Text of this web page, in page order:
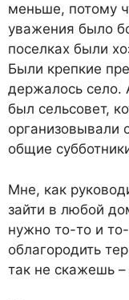
меньше, потому
уважения было
поселках были
Были крепкие
держалось село.
был сельсовет,
организовывали
общие
Мне, как
зайти в любой
нужно то-то и
облагородить
так не скажешь